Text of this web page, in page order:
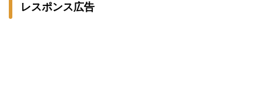
レスポンス広告